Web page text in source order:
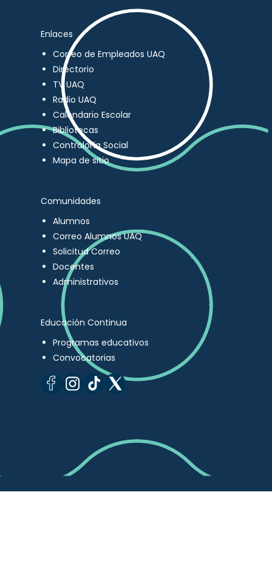
Enlaces
Correo de Empleados UAQ
Directorio
TV UAQ
Radio UAQ
Calendario Escolar
Bibliotecas
Contraloría Social
Mapa de sitio
Comunidades
Alumnos
Correo Alumnos UAQ
Solicitud Correo
Docentes
Administrativos
Educación Continua
Programas educativos
Convocatorias